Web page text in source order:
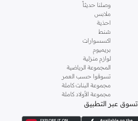
وصلنا حديثاً
ملابس
احذية
شنط
اكسسوارات
بريميوم
لوازم منزلية
المجموعة الرياضية
تسوقوا حسب العمر
مجموعة البنات كاملة
مجموعة الأولاد كاملة
تسوق عبر التطبيق